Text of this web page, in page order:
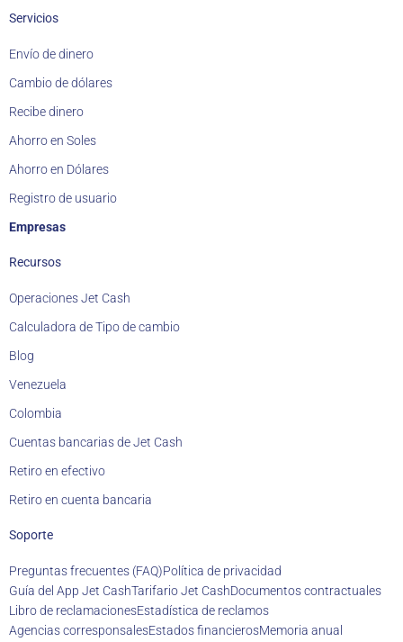
Servicios
Envío de dinero
Cambio de dólares
Recibe dinero
Ahorro en Soles
Ahorro en Dólares
Registro de usuario
Empresas
Recursos
Operaciones Jet Cash
Calculadora de Tipo de cambio
Blog
Venezuela
Colombia
Cuentas bancarias de Jet Cash
Retiro en efectivo
Retiro en cuenta bancaria
Soporte
Preguntas frecuentes (FAQ)Política de privacidad
Guía del App Jet CashTarifario Jet CashDocumentos contractuales
Libro de reclamacionesEstadística de reclamos
Agencias corresponsalesEstados financierosMemoria anual